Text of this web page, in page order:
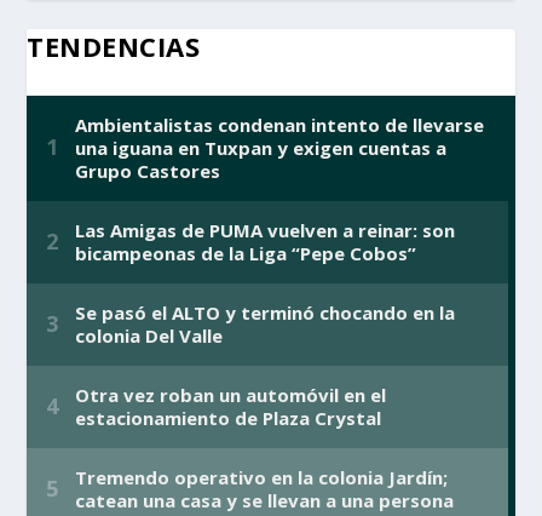
TENDENCIAS